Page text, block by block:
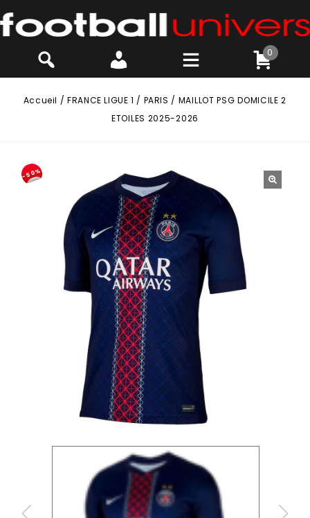
0
Accueil /FRANCE LIGUE 1 / PARIS / MAILLOT PSG DOMICILE 2
ETOILES 2025-2026
-50%